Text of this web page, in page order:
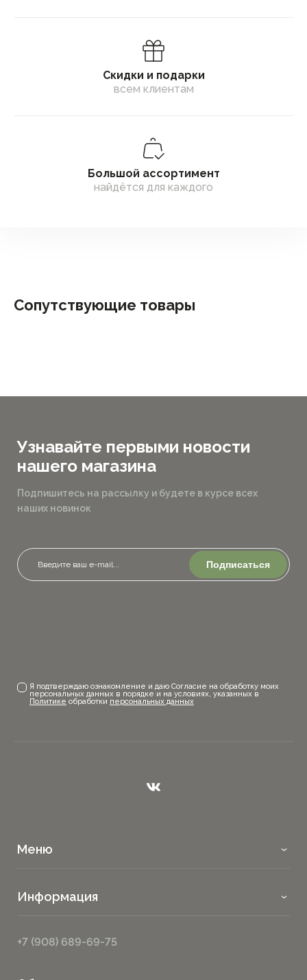
Скидки и подарки
всем клиентам
Большой ассортимент
найдётся для каждого
Сопутствующие товары
Узнавайте первыми новости
нашего магазина
Подпишитесь на рассылку и будете в курсе всех
наших новинок
Подписаться
Я подтверждаю ознакомление и даю Согласие на обработку моих
персональных данных в порядке и на условиях, указанных в
Политике обработки персональных данных
Меню
Информация
+7 (908) 689-69-75